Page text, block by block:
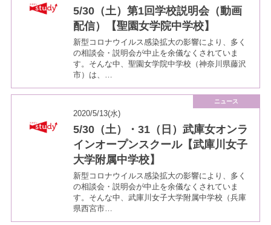
5/30（土）第1回学校説明会（動画
配信）【聖園女学院中学校】
新型コロナウイルス感染拡大の影響により、多く
の相談会・説明会が中止を余儀なくされていま
す。そんな中、聖園女学院中学校（神奈川県藤沢
市）は、…
ニュース
2020/5/13(水)
5/30（土）・31（日）武庫女オンラ
インオープンスクール【武庫川女子
大学附属中学校】
新型コロナウイルス感染拡大の影響により、多く
の相談会・説明会が中止を余儀なくされていま
す。そんな中、武庫川女子大学附属中学校（兵庫
県西宮市…